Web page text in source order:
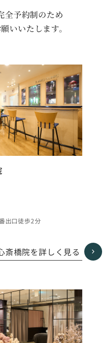
全予約制のため
いいたします。
出口徒歩2分
斎橋院を詳しく見る